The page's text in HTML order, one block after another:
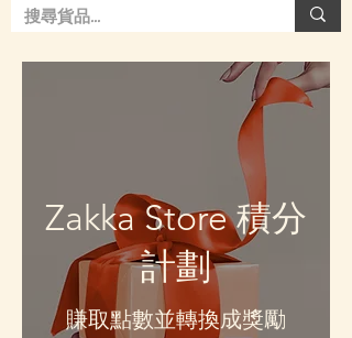
Zakka Store 積分
計劃
賺取點數並轉換成獎勵